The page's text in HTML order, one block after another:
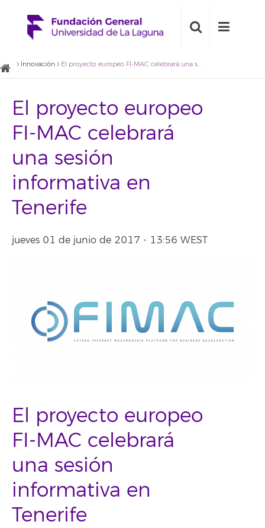
Innovación El proyecto europeo FI-MAC celebrará una sesión informativa en Tenerife
El proyecto europeo
FI-MAC celebrará
una sesión
informativa en
Tenerife
jueves 01 de junio de 2017 - 13:56 WEST
El proyecto europeo
FI-MAC celebrará
una sesión
informativa en
Tenerife